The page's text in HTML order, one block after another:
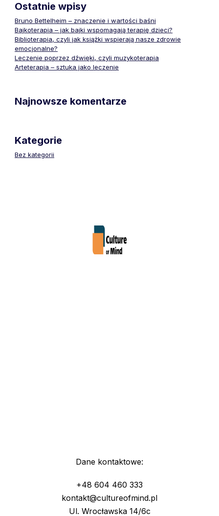
Ostatnie wpisy
Bruno Bettelheim – znaczenie i wartości baśni
Bajkoterapia – jak bajki wspomagają terapię dzieci?
Biblioterapia, czyli jak książki wspierają nasze zdrowie
emocjonalne?
Leczenie poprzez dźwięki, czyli muzykoterapia
Arteterapia – sztuka jako leczenie
Najnowsze komentarze
Kategorie
Bez kategorii
Dane kontaktowe:
+48 604 460 333
kontakt@cultureofmind.pl
Ul. Wrocławska 14/6c